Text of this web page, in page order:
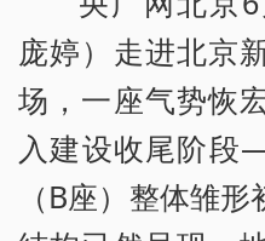
庞婷）走进北京
场，一座气势恢
入建设收尾阶
（B座）整体雏